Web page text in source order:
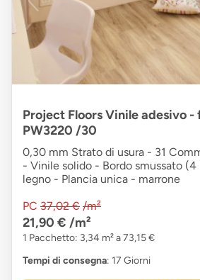
Project Floors Vinile adesivo -
PW3220 /30
0,30 mm Strato di usura - 31
- Vinile solido - Bordo smussato
legno - Plancia unica - marrone
PC 37,02 € /m²
21,90 € /m²
1 Pacchetto: 3,34 m² a 73,15 €
Tempi di consegna: 17 Giorni